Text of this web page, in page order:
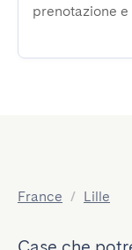
prenotazione
France / Lille